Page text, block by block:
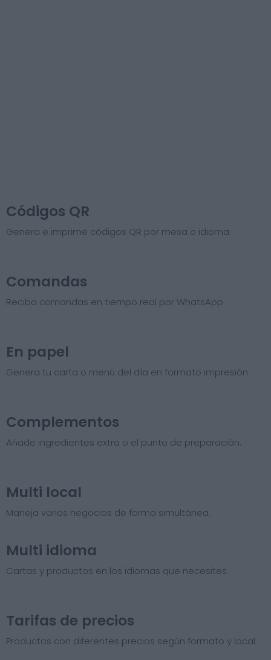
Códigos QR
Genera e imprime códigos QR por mesa o idioma.
Comandas
Reciba comandas en tiempo real por WhatsApp.
En papel
Genera tu carta o menú del día en formato impresión.
Complementos
Añade ingredientes extra o el punto de preparación.
Multi local
Maneja varios negocios de forma simultánea.
Multi idioma
Cartas y productos en los idiomas que necesites.
Tarifas de precios​
Productos con diferentes precios según formato y local.